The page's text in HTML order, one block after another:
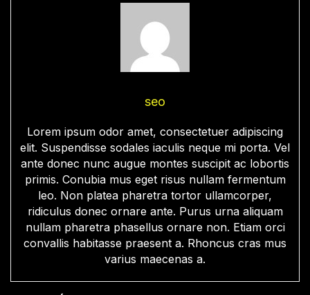
seo
Lorem ipsum odor amet, consectetuer adipiscing
elit. Suspendisse sodales iaculis neque mi porta. Vel
ante donec nunc augue montes suscipit ac lobortis
primis. Conubia mus eget risus nullam fermentum
leo. Non platea pharetra tortor ullamcorper,
ridiculus donec ornare ante. Purus urna aliquam
nullam pharetra phasellus ornare non. Etiam orci
convallis habitasse praesent a. Rhoncus cras mus
varius maecenas a.